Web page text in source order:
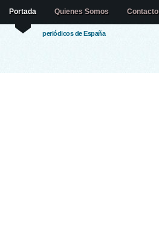
periódicos de España
Portada Quienes Somos Contacto